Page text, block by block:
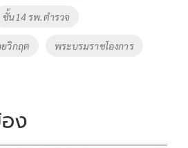
ชั้น14 รพ.ตำรวจ
วิกฤต พระบรมราชโองการ
ง